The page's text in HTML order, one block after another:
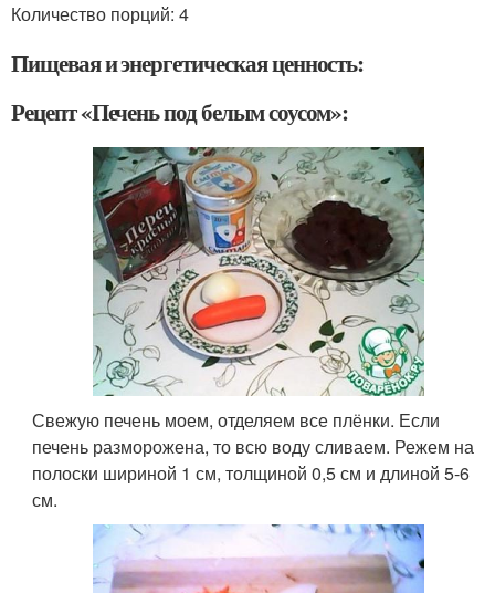
Количество порций: 4
Пищевая и энергетическая ценность:
Рецепт «Печень под белым соусом»:
Свежую печень моем, отделяем все плёнки. Если
печень разморожена, то всю воду сливаем. Режем на
полоски шириной 1 см, толщиной 0,5 см и длиной 5-6
см.